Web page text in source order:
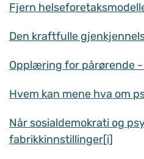
Fjern
Den kraftfulle
Opplæring for pårørende
Hvem kan mene hva om
Når sosialdemokrati og
fabrikkinnstillinger[i]